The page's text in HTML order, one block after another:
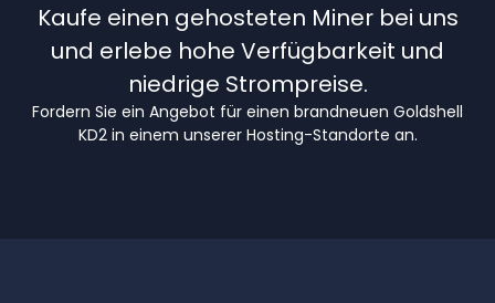
Kaufe einen gehosteten Miner bei uns
und erlebe hohe Verfügbarkeit und
niedrige Strompreise.
Fordern Sie ein Angebot für einen brandneuen Goldshell
KD2 in einem unserer Hosting-Standorte an.